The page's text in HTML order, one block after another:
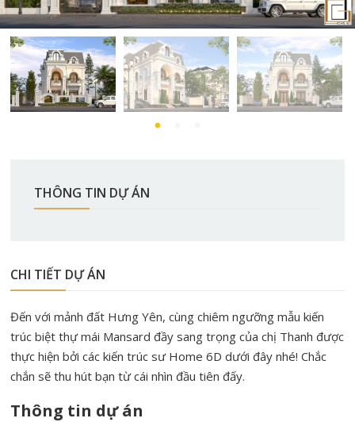
THÔNG TIN DỰ ÁN
CHI TIẾT DỰ ÁN
Đến với mảnh đất Hưng Yên, cùng chiêm ngưỡng mẫu kiến
trúc biệt thự mái Mansard đầy sang trọng của chị Thanh được
thực hiện bởi các kiến trúc sư Home 6D dưới đây nhé! Chắc
chắn sẽ thu hút bạn từ cái nhìn đầu tiên đấy.
Thông tin dự án